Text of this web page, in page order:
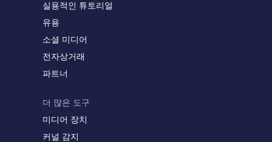
실용적인 튜토리얼
유용
소셜 미디어
전자상거래
파트너
더 많은 도구
미디어 장치
커널 감지